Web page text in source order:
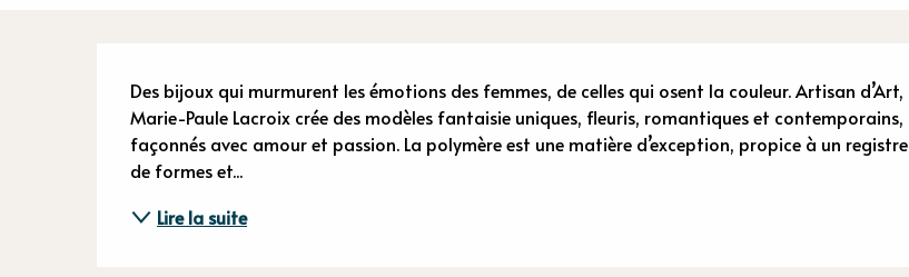
Description
Des bijoux qui murmurent les émotions des femmes, de celles qui osent la couleur. Artisan d’Art,
Marie-Paule Lacroix crée des modèles fantaisie uniques, fleuris, romantiques et contemporains,
façonnés avec amour et passion. La polymère est une matière d’exception, propice à un registre
de formes et...
Lire la suite